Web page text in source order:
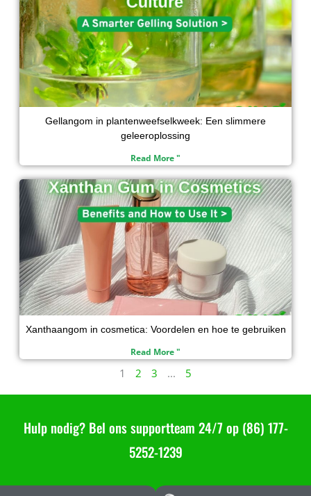
Gellangom in plantenweefselkweek: Een slimmere
geleeroplossing
Read More "
Xanthaangom in cosmetica: Voordelen en hoe te gebruiken
Read More "
1 2 3 ... 5
Hulp nodig? Bel ons supportteam 24/7 op (86) 177-
5252-1239